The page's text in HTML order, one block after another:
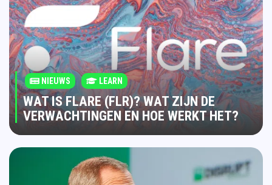
NIEUWS LEARN
WAT IS FLARE (FLR)? WAT ZIJN DE
VERWACHTINGEN EN HOE WERKT HET?